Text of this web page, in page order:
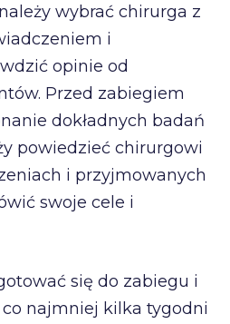
wybrać chirurga z
i
opinie od
Przed zabiegiem
dokładnych badań
powiedzieć chirurgowi
i przyjmowanych
swoje cele i
się do zabiegu i
najmniej kilka tygodni